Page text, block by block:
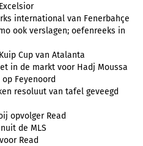
international van Fenerbahçe
ook verslagen; oefenreeks in
Cup van Atalanta
in de markt voor Hadj Moussa
Feyenoord
resoluut van tafel geveegd
opvolger Read
de MLS
Read